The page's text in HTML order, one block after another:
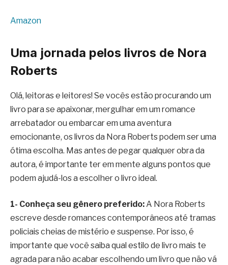
Amazon
Uma jornada pelos livros de Nora
Roberts
Olá, leitoras e leitores! Se vocês estão procurando um
livro para se apaixonar, mergulhar em um romance
arrebatador ou embarcar em uma aventura
emocionante, os livros da Nora Roberts podem ser uma
ótima escolha. Mas antes de pegar qualquer obra da
autora, é importante ter em mente alguns pontos que
podem ajudá-los a escolher o livro ideal.
1- Conheça seu gênero preferido:A Nora Roberts
escreve desde romances contemporâneos até tramas
policiais cheias de mistério e suspense. Por isso, é
importante que você saiba qual estilo de livro mais te
agrada para não acabar escolhendo um livro que não vá